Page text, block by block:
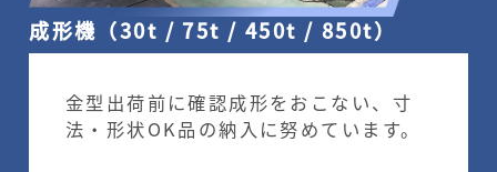
成形機（30t / 75t / 450t / 850t）
金型出荷前に確認成形をおこない、寸
法・形状OK品の納入に努めています。